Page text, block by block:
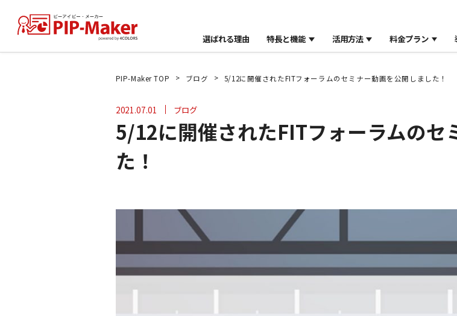
選ばれる理由 特長と機能 活用方法 料金プラン
PIP-Maker TOP > ブログ > 5/12に開催されたFITフォーラムのセミナー動画を公開しました！
2021.07.01 ブログ
5/12に開催されたFITフォーラムのセ
た！